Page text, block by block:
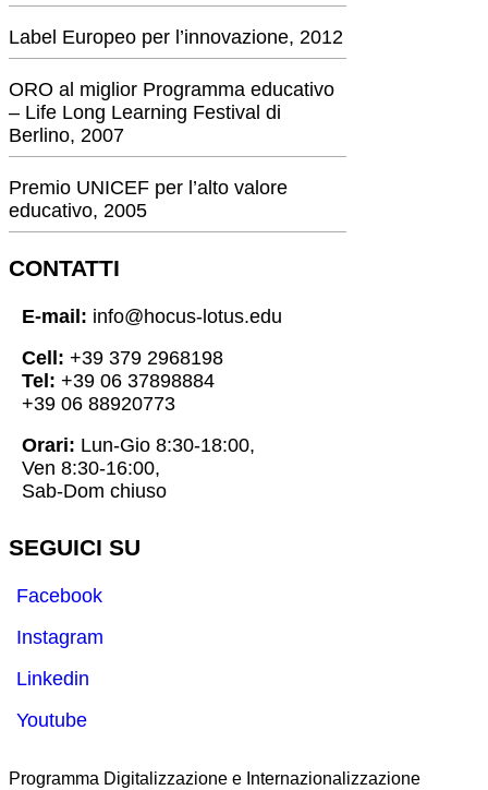
Label Europeo per l’innovazione, 2012
ORO al miglior Programma educativo
– Life Long Learning Festival di
Berlino, 2007
Premio UNICEF per l’alto valore
educativo, 2005
CONTATTI
E-mail: info@hocus-lotus.edu
Cell: +39 379 2968198
Tel: +39 06 37898884
+39 06 88920773
Orari: Lun-Gio 8:30-18:00,
Ven 8:30-16:00,
Sab-Dom chiuso
SEGUICI SU
Facebook
Instagram
Linkedin
Youtube
Programma Digitalizzazione e Internazionalizzazione